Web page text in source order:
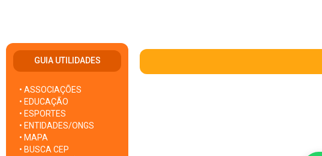
GUIA UTILIDADES
• ASSOCIAÇÕES
• EDUCAÇÃO
• ESPORTES
• ENTIDADES/ONGS
• MAPA
• BUSCA CEP